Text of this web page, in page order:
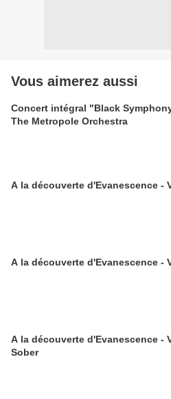
Vous aimerez aussi
Concert intégral "Black
The Metropole Orchestra
A la découverte d'Evanescence -
A la découverte d'Evanescence -
A la découverte d'Evanescence -
Sober